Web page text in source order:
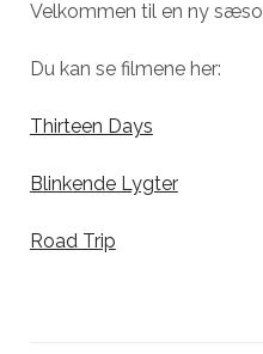
Velkommen til en ny
Du kan se filmene her:
Thirteen Days
Blinkende Lygter
Road Trip